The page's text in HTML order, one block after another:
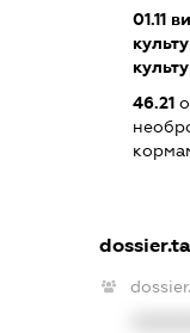
01.11
46.21